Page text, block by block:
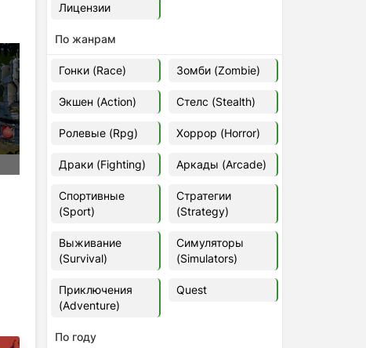
Ghost of Tsushima: Director's Cut
v.1053.9.0623.1807 [Папка
Euro Truck Simulator 2 v.1.60.1.7s
[Папка игры] (2012)
37,77 Гб
Forza Horizon 5 v.688.044
[Папка игры] (2021)
2021
V Rising
2024
Лицензии
По жанрам
Гонки (Race) Зомби (Zombie)
Экшен (Action) Стелс (Stealth)
Ролевые (Rpg) Хоррор (Horror)
Драки (Fighting) Аркады (Arcade)
Спортивные
(Sport)
Стратегии
(Strategy)
Выживание
(Survival)
Симуляторы
(Simulators)
Приключения
(Adventure)
Quest
По году